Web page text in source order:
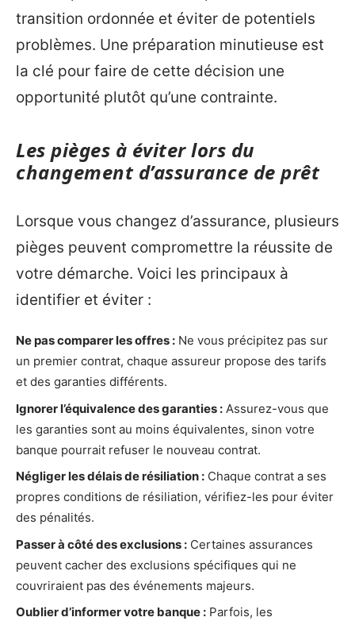
transition ordonnée et éviter de potentiels
problèmes. Une préparation minutieuse est
la clé pour faire de cette décision une
opportunité plutôt qu’une contrainte.
Les pièges à éviter lors du
changement d’assurance de prêt
Lorsque vous changez d’assurance, plusieurs
pièges peuvent compromettre la réussite de
votre démarche. Voici les principaux à
identifier et éviter :
Ne pas comparer les offres : Ne vous précipitez pas sur
un premier contrat, chaque assureur propose des tarifs
et des garanties différents.
Ignorer l’équivalence des garanties : Assurez-vous que
les garanties sont au moins équivalentes, sinon votre
banque pourrait refuser le nouveau contrat.
Négliger les délais de résiliation : Chaque contrat a ses
propres conditions de résiliation, vérifiez-les pour éviter
des pénalités.
Passer à côté des exclusions : Certaines assurances
peuvent cacher des exclusions spécifiques qui ne
couvriraient pas des événements majeurs.
Oublier d’informer votre banque : Parfois, les